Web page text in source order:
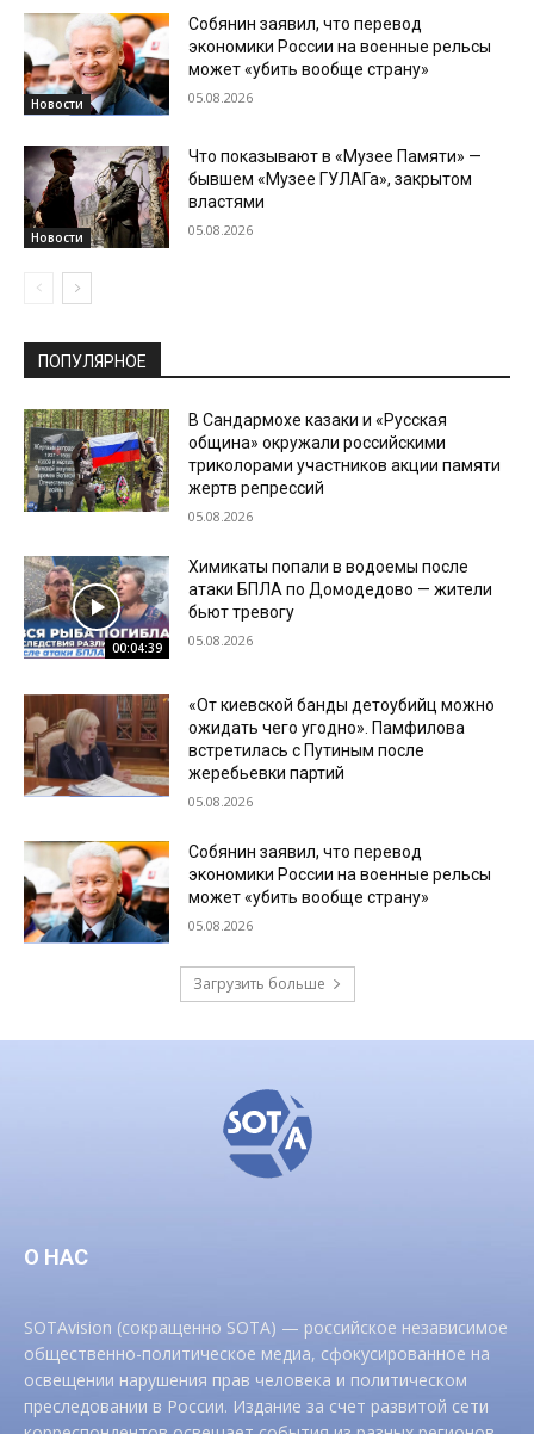
Новости
Собянин заявил, что перевод
экономики России на военные рельсы
может «убить вообще страну»
05.08.2026
Новости
Что показывают в «Музее Памяти» —
бывшем «Музее ГУЛАГа», закрытом
властями
05.08.2026
ПОПУЛЯРНОЕ
В Сандармохе казаки и «Русская
община» окружали российскими
триколорами участников акции памяти
жертв репрессий
05.08.2026
00:04:39
Химикаты попали в водоемы после
атаки БПЛА по Домодедово — жители
бьют тревогу
05.08.2026
«От киевской банды детоубийц можно
ожидать чего угодно». Памфилова
встретилась с Путиным после
жеребьевки партий
05.08.2026
Собянин заявил, что перевод
экономики России на военные рельсы
может «убить вообще страну»
05.08.2026
Загрузить больше
О НАС
SOTAvision (сокращенно SOTA) — российское независимое
общественно-политическое медиа, сфокусированное на
освещении нарушения прав человека и политическом
преследовании в России. Издание за счет развитой сети